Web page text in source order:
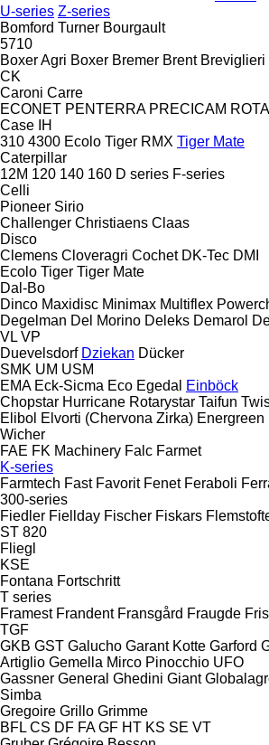
U-series Z-series
Bomford Turner Bourgault
5710
Boxer Agri Boxer Bremer Brent Breviglieri
CK
Caroni Carre
ECONET PENTERRA PRECICAM
Case IH
310 4300 Ecolo Tiger RMX Tiger Mate
Caterpillar
12M 120 140 160 D series F-series
Celli
Pioneer Sirio
Challenger Christiaens Claas
Disco
Clemens Cloveragri Cochet DK-Tec DMI
Ecolo Tiger Tiger Mate
Dal-Bo
Dinco Maxidisc Minimax Multiflex
Degelman Del Morino Deleks Demarol
VL VP
Duevelsdorf Dziekan Dücker
SMK UM USM
EMA Eck-Sicma Eco Egedal
Einböck
Chopstar Hurricane Rotarystar Taifun
Elibol Elvorti (Chervona Zirka) Energreen
Wicher
FAE FK Machinery Falc Farmet
K-series
Farmtech Fast Favorit Fenet Feraboli
300-series
Fiedler Fiellday Fischer Fiskars
ST 820
Fliegl
KSE
Fontana Fortschritt
T series
Framest Frandent Fransgård Fraugde
TGF
GKB GST Galucho Garant Kotte Garford
Artiglio Gemella Mirco Pinocchio UFO
Gassner General Ghedini Giant
Simba
Gregoire Grillo Grimme
BFL CS DF FA GF HT KS SE VT